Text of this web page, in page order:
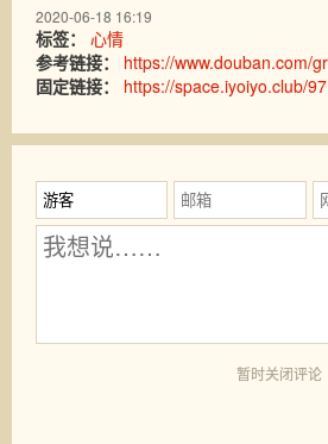
2020-06-18 16:19
标签：
心情
参考链接：
https://www.douban.com/
固定链接：
https://space.iyoiyo.club/
暂时关闭评论